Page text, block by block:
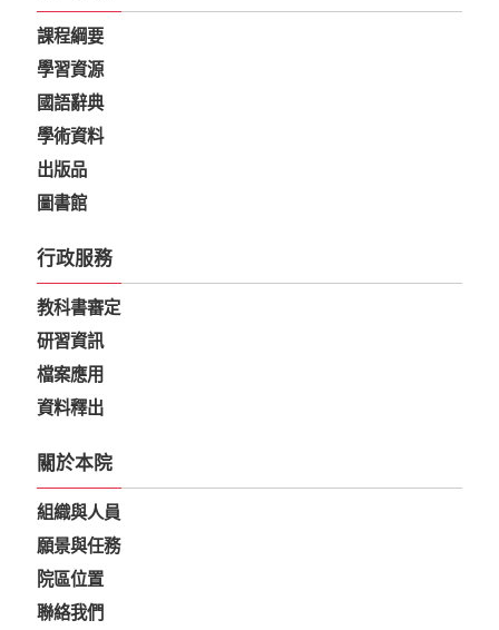
課程綱要
學習資源
國語辭典
學術資料
出版品
圖書館
行政服務
教科書審定
研習資訊
檔案應用
資料釋出
關於本院
組織與人員
願景與任務
院區位置
聯絡我們